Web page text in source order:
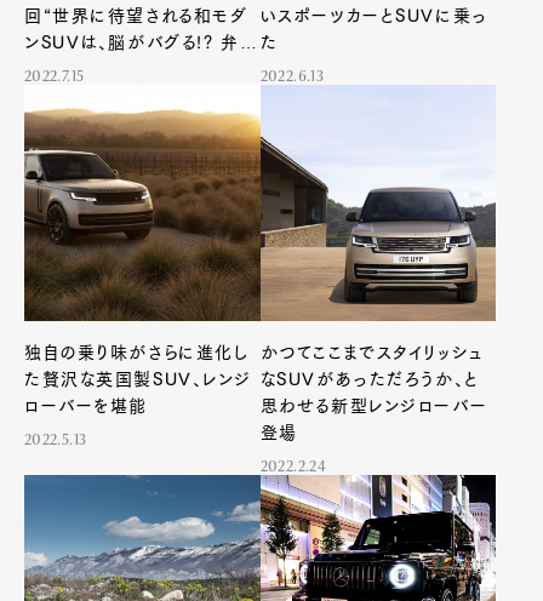
回“世界に待望される和モダ
ンSUVは、脳がバグる!? 弁慶
の八艘跳びのような韋駄天走
2022.7.15
いスポーツカーとSUVに乗っ
た
2022.6.13
独自の乗り味がさらに進化し
た贅沢な英国製SUV、レンジ
ローバーを堪能
2022.5.13
かつてここまでスタイリッシュ
なSUVがあっただろうか、と
思わせる新型レンジローバー
登場
2022.2.24